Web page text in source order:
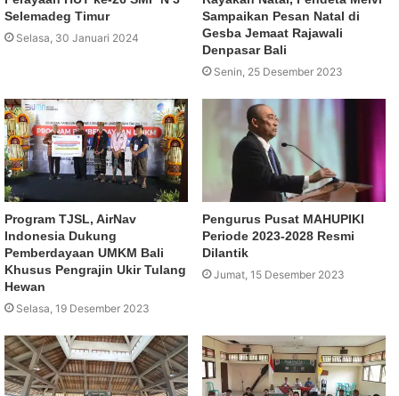
Selemadeg Timur
Selasa, 30 Januari 2024
Sampaikan Pesan Natal di
Gesba Jemaat Rajawali
Denpasar Bali
Senin, 25 Desember 2023
Program TJSL, AirNav
Indonesia Dukung
Pemberdayaan UMKM Bali
Khusus Pengrajin Ukir Tulang
Hewan
Selasa, 19 Desember 2023
Pengurus Pusat MAHUPIKI
Periode 2023-2028 Resmi
Dilantik
Jumat, 15 Desember 2023